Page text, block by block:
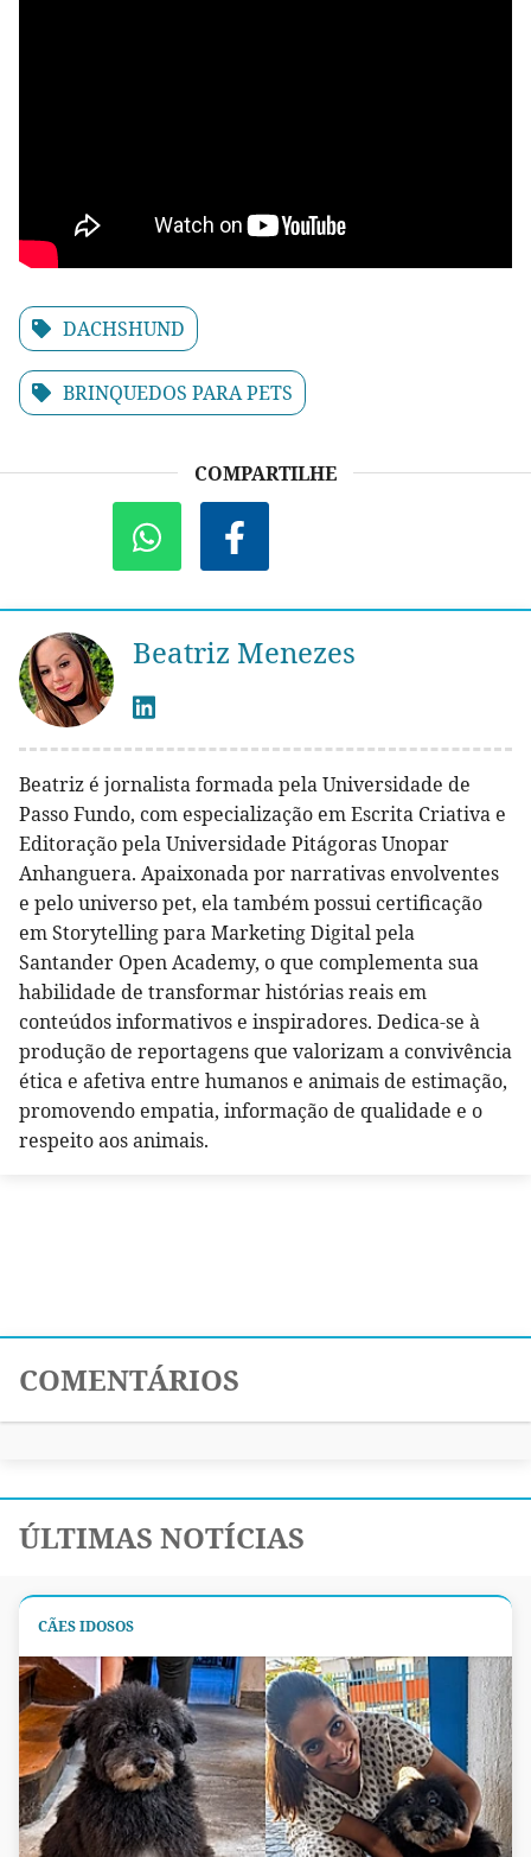
DACHSHUND
BRINQUEDOS PARA PETS
COMPARTILHE
Beatriz Menezes
Beatriz é jornalista formada pela Universidade de
Passo Fundo, com especialização em Escrita Criativa e
Editoração pela Universidade Pitágoras Unopar
Anhanguera. Apaixonada por narrativas envolventes
e pelo universo pet, ela também possui certificação
em Storytelling para Marketing Digital pela
Santander Open Academy, o que complementa sua
habilidade de transformar histórias reais em
conteúdos informativos e inspiradores. Dedica-se à
produção de reportagens que valorizam a convivência
ética e afetiva entre humanos e animais de estimação,
promovendo empatia, informação de qualidade e o
respeito aos animais.
COMENTÁRIOS
ÚLTIMAS NOTÍCIAS
CÃES IDOSOS